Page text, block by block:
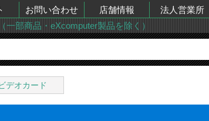
お問い合わせ 店舗情報 法人営業所
一部商品・eXcomputer製品を除く）
デオカード